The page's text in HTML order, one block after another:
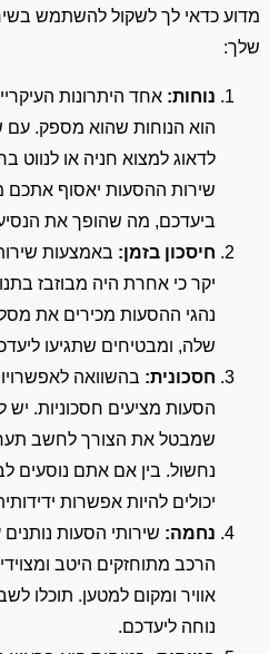
מדוע כדאי לך לשקול להשתמש
שלך:
נוחות: אחד היתרונות
הוא הנוחות שהוא מספק. עם
לדאוג למצוא חניה או לנווט
שירות ההסעות יאסוף אתכם
ביעדכם, מה שהופך את
חיסכון בזמן: באמצעות
יקר כי אחרת היה מבוזבז
נהגי ההסעות מכירים את
שלה, ומבטיחים שתגיעו
חסכונית: בהשוואה
הסעות מציעים חסכוניות.
שמבטל את הצורך לחשב
נחשול. בין אם אתם נוסעים
יכולים להיות אפשרות
נחמה: שירותי הסעות נותנים
הרכב מתוחזקים היטב
אוויר ומקום למטען. תוכלו
נוחה ליעדכם.